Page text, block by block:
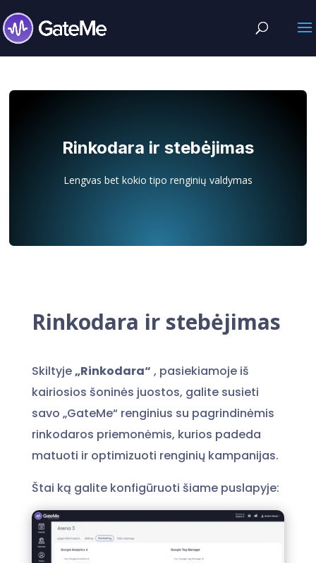
Rinkodara ir stebėjimas
Lengvas bet kokio tipo renginių valdymas
Rinkodara ir stebėjimas
Skiltyje„Rinkodara“ , pasiekiamoje iš
kairiosios šoninės juostos, galite susieti
savo „GateMe“ renginius su pagrindinėmis
rinkodaros priemonėmis, kurios padeda
matuoti ir optimizuoti renginių kampanijas.
Štai ką galite konfigūruoti šiame puslapyje: